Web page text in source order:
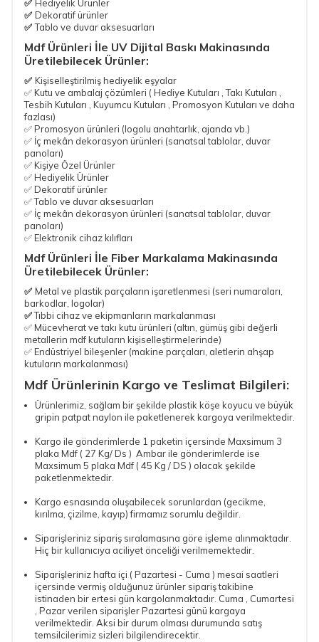
✅ Hediyelik Ürünler
✅ Dekoratif ürünler
✅Tablo ve duvar aksesuarları
Mdf Ürünleri İle UV Dijital Baskı Makinasında
Üretilebilecek Ürünler:
✅ Kişiselleştirilmiş hediyelik eşyalar
✅ Kutu ve ambalaj çözümleri ( Hediye Kutuları , Takı Kutuları ,
Tesbih Kutuları , Kuyumcu Kutuları , Promosyon Kutuları ve daha
fazlası)
✅ Promosyon ürünleri (logolu anahtarlık, ajanda vb.)
✅ İç mekân dekorasyon ürünleri (sanatsal tablolar, duvar
panoları)
✅ Kişiye Özel Ürünler
✅ Hediyelik Ürünler
✅ Dekoratif ürünler
✅ Tablo ve duvar aksesuarları
✅ İç mekân dekorasyon ürünleri (sanatsal tablolar, duvar
panoları)
✅ Elektronik cihaz kılıfları
Mdf Ürünleri İle Fiber Markalama Makinasında
Üretilebilecek Ürünler:
✅ Metal ve plastik parçaların işaretlenmesi (seri numaraları,
barkodlar, logolar)
✅Tıbbi cihaz ve ekipmanların markalanması
✅ Mücevherat ve takı kutu ürünleri (altın, gümüş gibi değerli
metallerin mdf kutuların kişiselleştirmelerinde)
✅ Endüstriyel bileşenler (makine parçaları, aletlerin ahşap
kutuların markalanması)
Mdf Ürünlerinin Kargo ve Teslimat Bilgileri:
Ürünlerimiz, sağlam bir şekilde plastik köşe koyucu ve büyük
gripin patpat naylon ile paketlenerek kargoya verilmektedir.
Kargo ile gönderimlerde 1 paketin içersinde Maxsimum 3
plaka Mdf ( 27 Kg/ Ds ) Ambar ile gönderimlerde ise
Maxsimum 5 plaka Mdf ( 45 Kg / DS ) olacak şekilde
paketlenmektedir.
Kargo esnasında oluşabilecek sorunlardan (gecikme,
kırılma, çizilme, kayıp) firmamız sorumlu değildir.
Siparişleriniz sipariş sıralamasına göre işleme alınmaktadır.
Hiç bir kullanıcıya aciliyet önceliği verilmemektedir.
Siparişleriniz hafta içi ( Pazartesi - Cuma ) mesai saatleri
içersinde vermiş olduğunuz ürünler sipariş takibine
istinaden bir ertesi gün kargolanmaktadır. Cuma , Cumartesi
, Pazar verilen siparişler Pazartesi günü kargaya
verilmektedir. Aksi bir durum olması durumunda satış
temsilcilerimiz sizleri bilgilendirecektir.